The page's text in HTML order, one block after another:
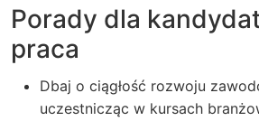
Porady dla
praca
Dbaj o ciągłość rozwoju
uczestnicząc w kursach